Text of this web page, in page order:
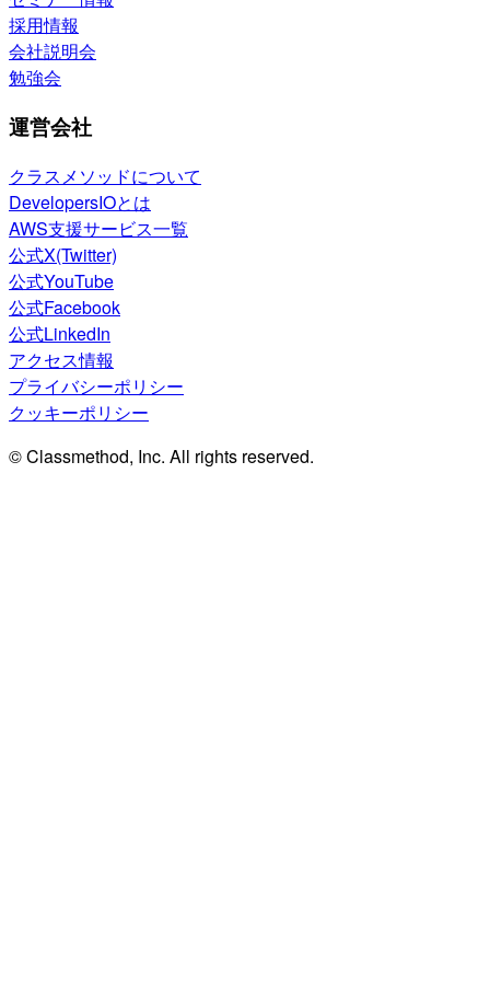
採用情報
会社説明会
勉強会
運営会社
クラスメソッドについて
DevelopersIOとは
AWS支援サービス一覧
公式X(Twitter)
公式YouTube
公式Facebook
公式LinkedIn
アクセス情報
プライバシーポリシー
クッキーポリシー
© Classmethod, Inc. All rights reserved.